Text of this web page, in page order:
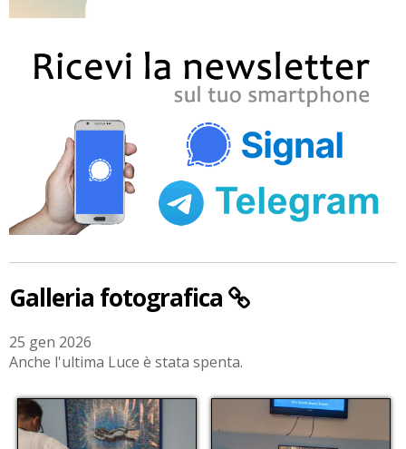
Galleria fotografica
25 gen 2026
Anche l'ultima Luce è stata spenta.